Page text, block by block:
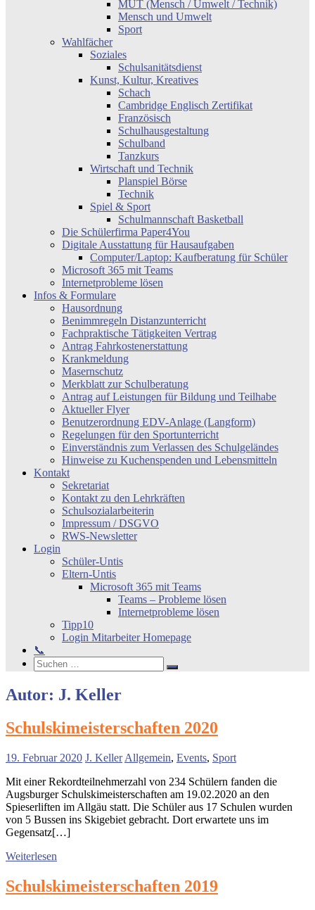
MUT (Mensch / Umwelt / Technik)
Mensch und Umwelt
Sport
Wahlfächer
Soziales
Schulsanitätsdienst
Kunst, Kultur, Kreatives
Schach
Cambridge Englisch Zertifikat
Französisch
Schulhausgestaltung
Schulband
Tanzkurs
Wirtschaft und Technik
Planspiel Börse
Technik
Spiel & Sport
Schulmannschaft Basketball
Die Schülerfirma Paper4You
Digitale Ausstattung für Hausaufgaben
Computer/Laptop: Kaufberatung für Schüler
Microsoft 365 mit Teams
Internetprobleme lösen
Infos & Formulare
Hausordnung
Benimmregeln Distanzunterricht
Fachpraktische Tätigkeiten Vertrag
Antrag Fahrkostenerstattung
Krankmeldung
Masernschutz
Merkblatt zur Schulberatung
Antrag auf Leistungen für Bildung und Teilhabe
Aktueller Flyer
Benutzerordnung EDV-Anlage (Langform)
Regelungen für den Sportunterricht
Einverständnis zum Verlassen des Schulgeländes
Hinweise zu Kuchenspenden und Lebensmitteln
Kontakt
Sekretariat
Kontakt zu den Lehrkräften
Schulsozialarbeiterin
Impressum / DSGVO
RWS-Newsletter
Login
Schüler-Untis
Eltern-Untis
Microsoft 365 mit Teams
Teams – Probleme lösen
Internetprobleme lösen
Tipp10
Login Mitarbeiter Homepage
📞
Search
Suchen
nach:
Suchen
Autor: J. Keller
Schulskimeisterschaften 2020
19. Februar 2020 J. Keller Allgemein, Events, Sport
Mit einer Rekordteilnehmerzahl von 234 Schülern fanden die
Augsburger Schulskimeisterschaften am 19.02.2020 an den
Spieserliften im Allgäu statt. Die Schüler aus 17 Schulen wurden
von 5 Bussen ins Skigebiet gebracht. Dort erwartete uns im
Gegensatz[…]
Weiterlesen
Schulskimeisterschaften 2019